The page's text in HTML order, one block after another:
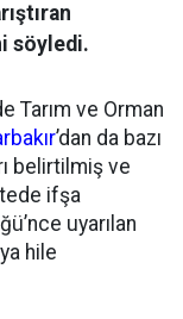
söyledi.
Tarım ve Orman
’dan da bazı
belirtilmiş ve
ifşa
uyarılan
hile